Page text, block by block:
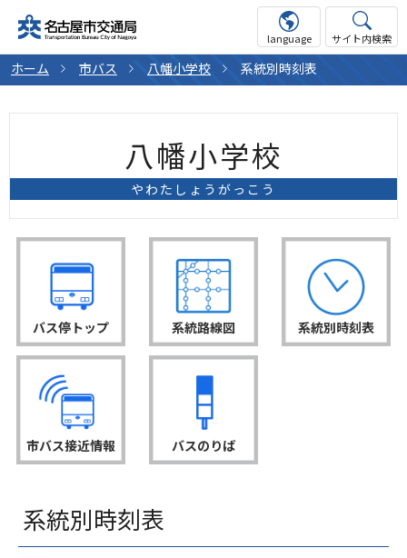
language サイト内検索
ホーム 市バス 八幡小学校 系統別時刻表
八幡小学校
やわたしょうがっこう
バス停トップ 系統路線図 系統別時刻表
市バス接近情報 バスのりば
系統別時刻表